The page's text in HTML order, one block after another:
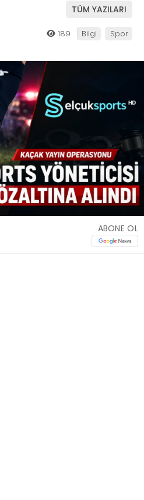
TÜM YAZILARI
189 Bilgi Spor
ABONE OL